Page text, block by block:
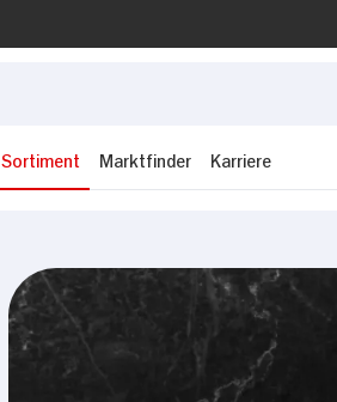
Sortiment Marktfinder Karriere